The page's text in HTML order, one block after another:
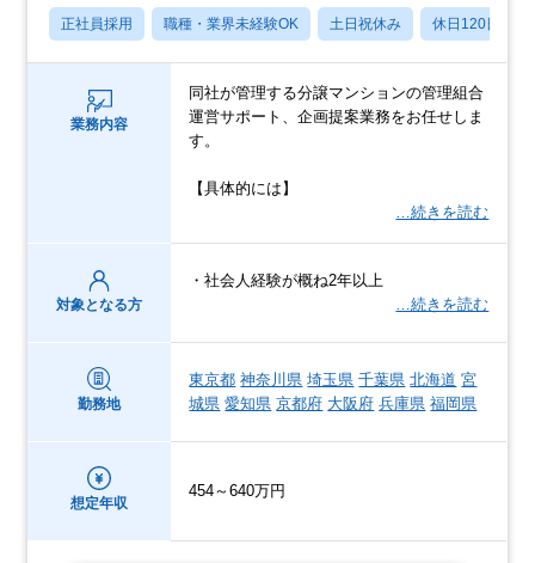
正社員採用 職種・業界未経験OK 土日祝休み 休日120日以上
業務内容
同社が管理する分譲マンションの管理組合
運営サポート、企画提案業務をお任せしま
す。
【具体的には】
…続きを読む
対象となる方
・社会人経験が概ね2年以上
…続きを読む
勤務地
東京都 神奈川県 埼玉県 千葉県 北海道 宮
城県 愛知県 京都府 大阪府 兵庫県 福岡県
想定年収
454～640万円